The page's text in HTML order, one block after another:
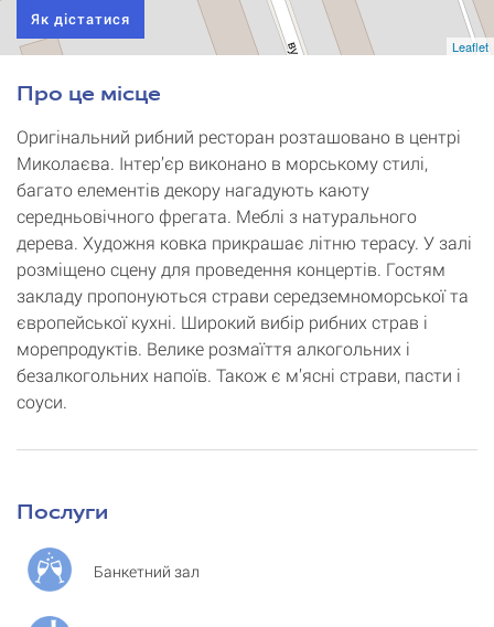
Leaflet
Як дістатися
Про це місце
Оригінальний рибний ресторан розташовано в центрі
Миколаєва. Інтер’єр виконано в морському стилі,
багато елементів декору нагадують каюту
середньовічного фрегата. Меблі з натурального
дерева. Художня ковка прикрашає літню терасу. У залі
розміщено сцену для проведення концертів. Гостям
закладу пропонуються страви середземноморської та
європейської кухні. Широкий вибір рибних страв і
морепродуктів. Велике розмаїття алкогольних і
безалкогольних напоїв. Також є м’ясні страви, пасти і
соуси.
Послуги
Банкетний зал